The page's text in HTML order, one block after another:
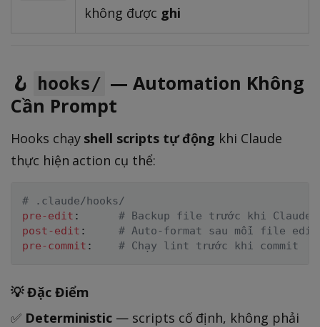
không được ghi
🪝 hooks/ — Automation Không
Cần Prompt
Hooks chạy shell scripts tự động khi Claude
thực hiện action cụ thể:
# .claude/hooks/
pre-edit :
# Backup file trước khi Claude
post-edit :
# Auto-format sau mỗi file edit
pre-commit : # Chạy lint trước khi commit
💡 Đặc Điểm
✅ Deterministic — scripts cố định, không phải